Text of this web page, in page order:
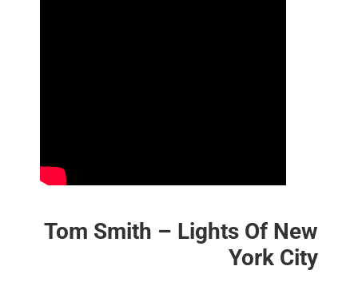
Tom Smith – Lights Of
York